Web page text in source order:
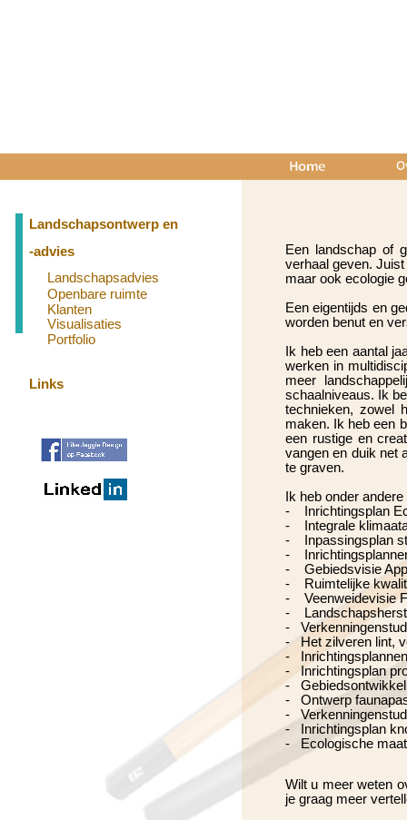
Landschapsontwerp en
-advies
Landschapsadvies
Openbare ruimte
Klanten
Visualisaties
Portfolio
Links
Een landschap of
verhaal geven.
maar ook ecologie
Een eigentijds en
worden benut en
Ik heb een aantal
werken in
meer
schaalniveaus. Ik
technieken, zowel
maken. Ik heb een
een rustige en
vangen en duik net
te graven.
Ik heb onder
- Inrichtingsplan
- Integrale
- Inpassingsplan
-
- Gebiedsvisie
- Ruimtelijke
- Veenweidevisie
-
-
- Het zilveren lint,
-
- Inrichtingsplan
-
- Ontwerp
-
- Inrichtingsplan
- Ecologische
Wilt u meer weten
je graag meer